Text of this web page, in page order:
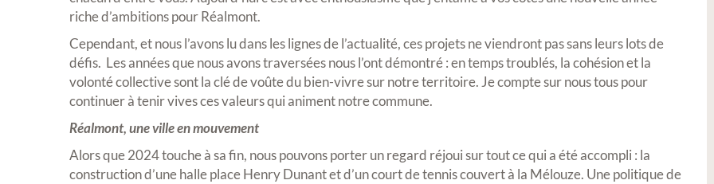
riche d’ambitions pour Réalmont.
Cependant, et nous l’avons lu dans les lignes de l’actualité, ces projets ne viendront pas sans leurs lots de
défis. Les années que nous avons traversées nous l’ont démontré : en temps troublés, la cohésion et la
volonté collective sont la clé de voûte du bien-vivre sur notre territoire. Je compte sur nous tous pour
continuer à tenir vives ces valeurs qui animent notre commune.
Réalmont, une ville en mouvement
Alors que 2024 touche à sa fin, nous pouvons porter un regard réjoui sur tout ce qui a été accompli : la
construction d’une halle place Henry Dunant et d’un court de tennis couvert à la Mélouze. Une politique de